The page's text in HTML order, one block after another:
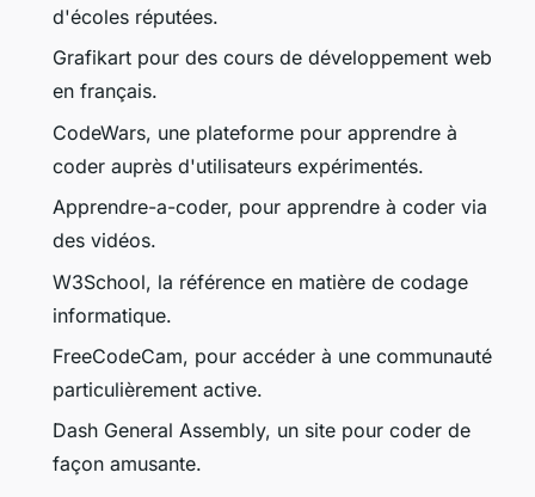
d'écoles réputées.
Grafikart pour des cours de développement web
en français.
CodeWars, une plateforme pour apprendre à
coder auprès d'utilisateurs expérimentés.
Apprendre-a-coder, pour apprendre à coder via
des vidéos.
W3School, la référence en matière de codage
informatique.
FreeCodeCam, pour accéder à une communauté
particulièrement active.
Dash General Assembly, un site pour coder de
façon amusante.